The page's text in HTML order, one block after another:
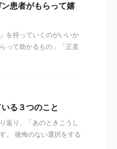
患者がもらって嬉
を持っていくのがいいか
って助かるもの」「正直
る３つのこと
返り、「あのときこうし
。 後悔のない選択をする